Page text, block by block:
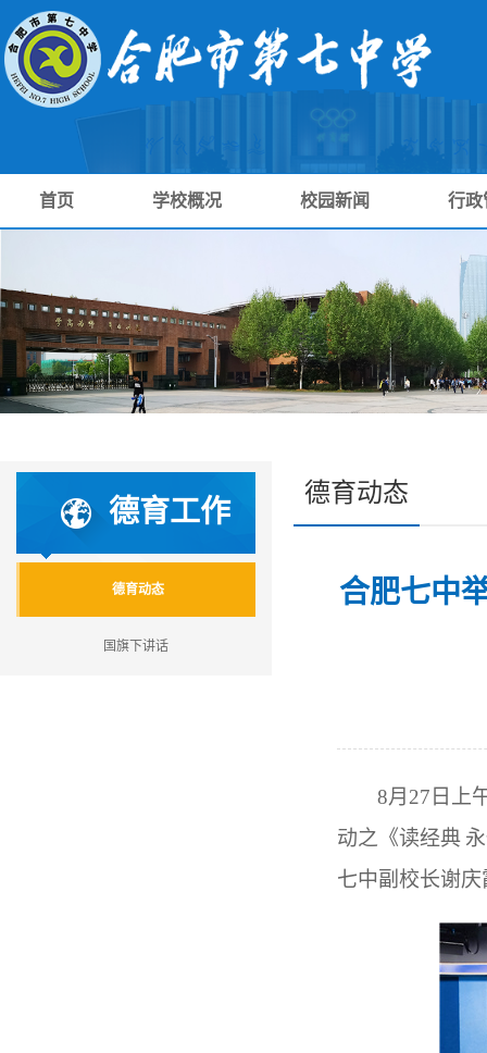
首页 学校概况 校园新闻 行政
德育工作
德育动态
国旗下讲话
德育动态
合肥七中
8月27日上
动之《读经典
七中副校长谢